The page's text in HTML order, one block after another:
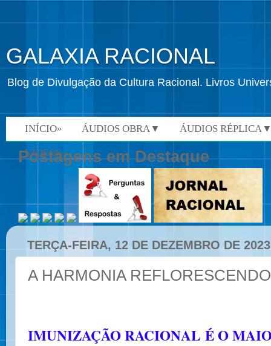
GALAXIA RACIONAL
Blog de Divulgação da Cultura Racional. Livros
INÍCIO» ÁUDIOS OBRA▼ ÁUDIOS
VÍDEOS»
Postagens em Destaque
TERÇA-FEIRA, 12 DE DEZEMBRO DE 2023
A HARMONIA REFLORESCENDO
IMUNIZAÇÃO RACIONAL É O